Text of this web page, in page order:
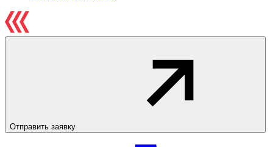
Отправить заявку